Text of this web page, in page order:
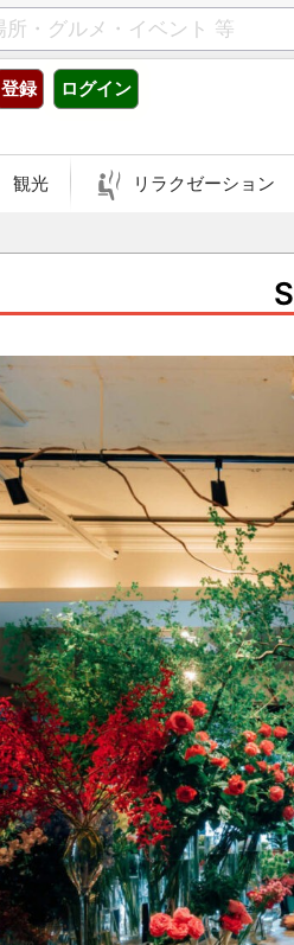
登録 ログイン
観光 リラクゼーション